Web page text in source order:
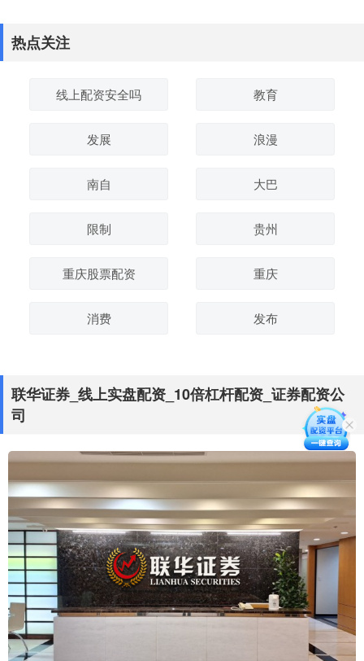
热点关注
线上配资安全吗 教育
发展 浪漫
南自 大巴
限制 贵州
重庆股票配资 重庆
消费 发布
联华证券_线上实盘配资_10倍杠杆配资_证券配资公
司